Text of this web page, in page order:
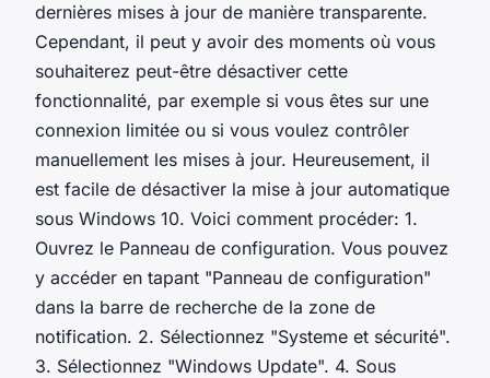
dernières mises à jour de manière transparente.
Cependant, il peut y avoir des moments où vous
souhaiterez peut-être désactiver cette
fonctionnalité, par exemple si vous êtes sur une
connexion limitée ou si vous voulez contrôler
manuellement les mises à jour. Heureusement, il
est facile de désactiver la mise à jour automatique
sous Windows 10. Voici comment procéder: 1.
Ouvrez le Panneau de configuration. Vous pouvez
y accéder en tapant "Panneau de configuration"
dans la barre de recherche de la zone de
notification. 2. Sélectionnez "Systeme et sécurité".
3. Sélectionnez "Windows Update". 4. Sous